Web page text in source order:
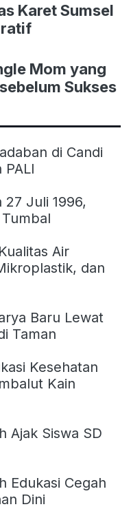
Karet Sumsel
Mom yang
Sukses
di Candi
Juli 1996,
Air
dan
Baru Lewat
Taman
Kesehatan
Kain
Ajak Siswa SD
Edukasi Cegah
Dini